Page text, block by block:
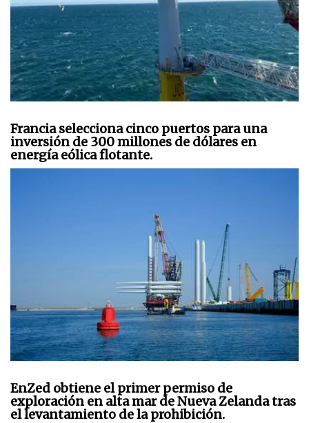
Francia selecciona cinco puertos para una
inversión de 300 millones de dólares en
energía eólica flotante.
EnZed obtiene el primer permiso de
exploración en alta mar de Nueva Zelanda tras
el levantamiento de la prohibición.